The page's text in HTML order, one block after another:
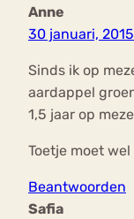
Anne
30 januari, 2015
Sinds ik op
aardappel
1,5 jaar op
Toetje moet
Beantwoorden
Safia